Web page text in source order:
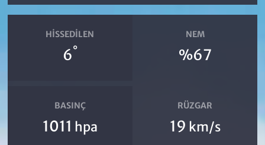
HISSEDILEN
6°
NEM
%67
BASINÇ
1011 hpa
RÜZGAR
19 km/s